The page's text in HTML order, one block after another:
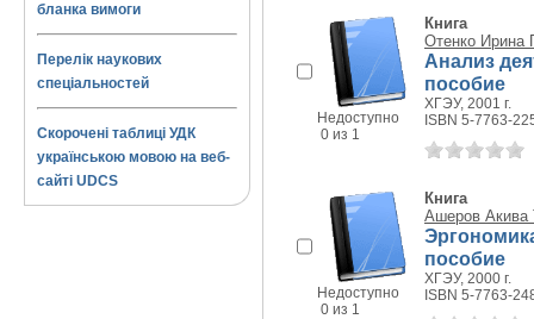
бланка вимоги
Перелік наукових
спеціальностей
Скорочені таблиці УДК
українською мовою на веб-
сайті UDCS
Недоступно
0 из 1
Книга
Отенко Ирина
Анализ
пособие
ХГЭУ, 2001 г.
ISBN 5-7763-
Недоступно
0 из 1
Книга
Ашеров Акива
пособие
ХГЭУ, 2000 г.
ISBN 5-7763-